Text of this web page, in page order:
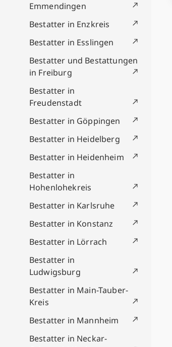
Emmendingen
Bestatter in Enzkreis
Bestatter in Esslingen
Bestatter und Bestattungen
in Freiburg
Bestatter in
Freudenstadt
Bestatter in Göppingen
Bestatter in Heidelberg
Bestatter in Heidenheim
Bestatter in
Hohenlohekreis
Bestatter in Karlsruhe
Bestatter in Konstanz
Bestatter in Lörrach
Bestatter in
Ludwigsburg
Bestatter in Main-Tauber-
Kreis
Bestatter in Mannheim
Bestatter in Neckar-